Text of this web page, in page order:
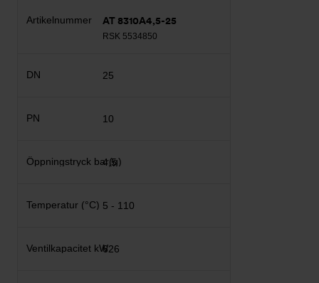
AT 8310A4,5-25
RSK 5534850
25
10
4,5
5 - 110
626